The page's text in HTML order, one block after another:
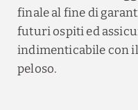
finale al fine di
futuri ospiti ed
indimenticabile con
peloso.